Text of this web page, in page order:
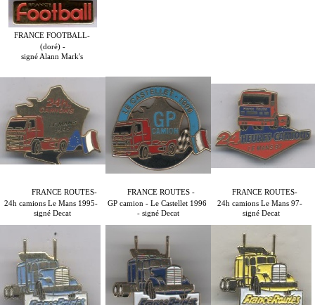
FRANCE ROUTES-
24h camions Le Mans 1995-
signé Decat
FRANCE ROUTES-
24h camions Le Mans 97-
signé Decat
FRANCE ROUTES -
GP camion - Le Castellet 1996
- signé Decat
FRANCE FOOTBALL-
(doré) -
signé Alann Mark's